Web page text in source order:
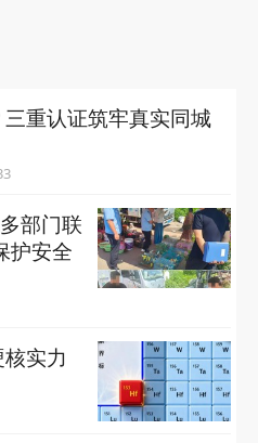
重认证筑牢真实同城
部门联
护安全
实力